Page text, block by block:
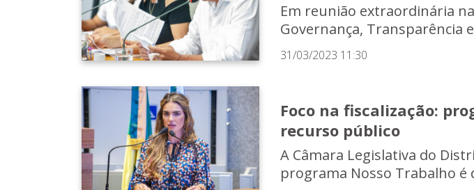
Em reunião extraordinária
Governança, Transparência
31/03/2023 11:30
Foco na fiscalização:
recurso público
A Câmara Legislativa do
programa Nosso Trabalho é